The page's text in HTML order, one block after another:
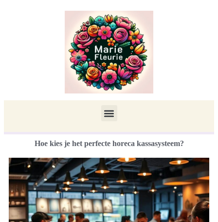
Hoe kies je het perfecte horeca kassasysteem?